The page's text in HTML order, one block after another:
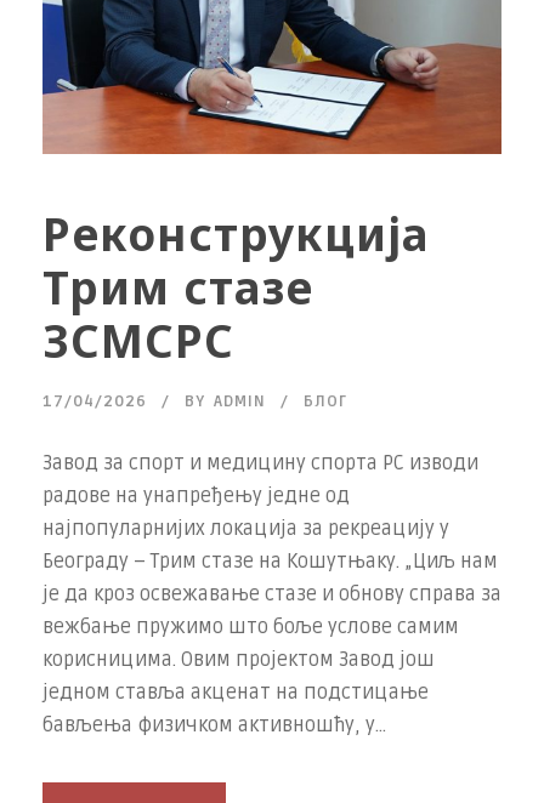
Реконструкција
Трим стазе
ЗСМСРС
17/04/2026 BY ADMIN БЛОГ
Завод за спорт и медицину спорта РС изводи
радове на унапређењу једне од
најпопуларнијих локација за рекреацију у
Београду – Трим стазе на Кошутњаку. „Циљ нам
је да кроз освежавање стазе и обнову справа за
вежбање пружимо што боље услове самим
корисницима. Овим пројектом Завод још
једном ставља акценат на подстицање
бављења физичком активношћу, у...